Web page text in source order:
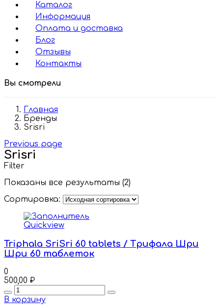
Каталог
Информация
Оплата и доставка
Блог
Отзывы
Контакты
Вы смотрели
Главная
Бренды
Srisri
Previous page
Srisri
Filter
Показаны все результаты (2)
Сортировка:
Quickview
Triphala SriSri 60 tablets / Трифала Шри
Шри 60 таблеток
0
500,00 ₽
Quantity
В корзину